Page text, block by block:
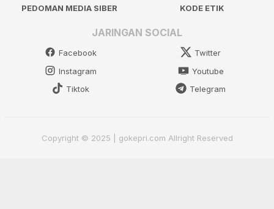
PEDOMAN MEDIA SIBER
KODE ETIK
JARINGAN SOCIAL
Facebook
Twitter
Instagram
Youtube
Tiktok
Telegram
Copyright © 2025 | gokepri.com Allright Reserved